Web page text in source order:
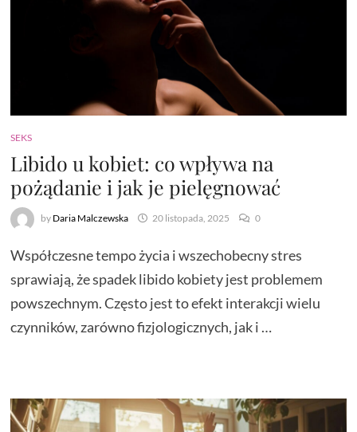
SEKS
Libido u kobiet: co wpływa na
pożądanie i jak je pielęgnować
by Daria Malczewska 20 listopada, 2025 0
Współczesne tempo życia i wszechobecny stres
sprawiają, że spadek libido kobiety jest problemem
powszechnym. Często jest to efekt interakcji wielu
czynników, zarówno fizjologicznych, jak i …